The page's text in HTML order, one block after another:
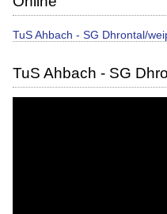
TuS Ahbach - SG Dhrontal/
TuS Ahbach - SG